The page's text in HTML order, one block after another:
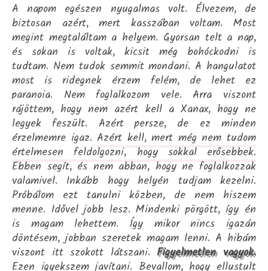
A napom egészen nyugalmas volt. Élvezem, de
biztosan azért, mert kasszában voltam. Most
megint megtaláltam a helyem. Gyorsan telt a nap,
és sokan is voltak, kicsit még bohóckodni is
tudtam. Nem tudok semmit mondani. A hangulatot
most is ridegnek érzem felém, de lehet ez
paranoia. Nem foglalkozom vele. Arra viszont
rájöttem, hogy nem azért kell a Xanax, hogy ne
legyek feszült. Azért persze, de ez minden
érzelmemre igaz. Azért kell, mert még nem tudom
értelmesen feldolgozni, hogy sokkal erősebbek.
Ebben segít, és nem abban, hogy ne foglalkozzak
valamivel. Inkább hogy helyén tudjam kezelni.
Próbálom ezt tanulni közben, de nem hiszem
menne. Idővel jobb lesz. Mindenki pörgött, így én
is magam lehettem. Így mikor nincs igazán
döntésem, jobban szeretek magam lenni. A hibám
viszont itt szokott látszani. Figyelmetlen vagyok.
Ezen igyekszem javítani. Bevallom, hogy ellustult